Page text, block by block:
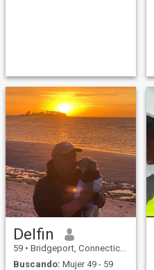
Delfin
59 • Bridgeport, Connecticut, Estados Unidos
Buscando: Mujer 49 - 59